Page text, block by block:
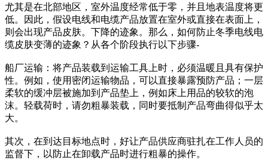
尤其是在北部地区，室外温度经常低于零，并且地表温度将更
低。因此，假设电线和电缆产品放置在室外或直接在表面上，
则会出现产品皮肤。下降的迹象。那么，如何防止冬季电线电
缆皮肤变薄的迹象？从各个阶段执行以下步骤-
船厂运输：将产品装载到运输工具上时，必须温暖且具有保护
性。例如，使用密闭运输物品，可以直接暴露预防产品；一层
柔软的缓冲层被施加到产品垫上，例如床上用品的较软的泡
沫。轻载荷时，请勿粗暴装载，同时要抵制产品弯曲得似乎太
大。
其次，在到达目标地点时，好让产品供应商驻扎在工作人员的
监督下，以防止在卸载产品时进行粗暴的操作。